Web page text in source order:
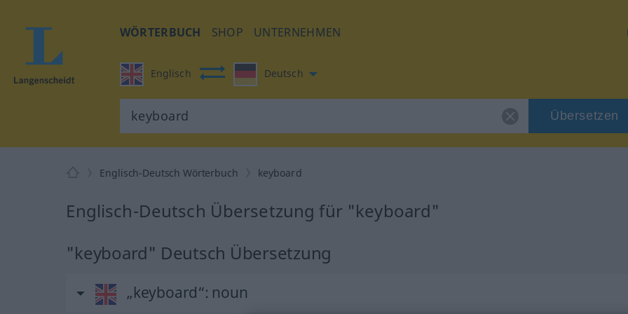
WÖRTERBUCH SHOP UNTERNEHMEN
Englisch Deutsch
Übersetzen
Englisch-Deutsch Wörterbuch keyboard
Englisch-Deutsch Übersetzung für "keyboard"
"keyboard" Deutsch Übersetzung
„keyboard“: noun